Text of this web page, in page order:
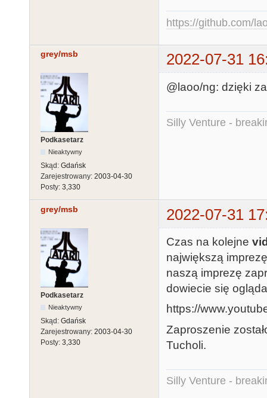
https://github.com/
grey/msb 2022-07-31
Podkasetarz
Nieaktywny
Skąd: Gdańsk
Zarejestrowany: 2003-04-30
Posty: 3,330
@laoo/ng: dzięki
Silly Venture -
grey/msb 2022-07-31
Podkasetarz
Nieaktywny
Skąd: Gdańsk
Zarejestrowany: 2003-04-30
Posty: 3,330
Czas na kolejne
największą
naszą imprezę
dowiecie się
https://
Zaproszenie
Tucholi.
Silly Venture -